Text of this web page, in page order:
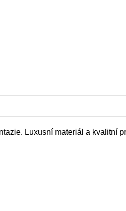
Luxusní materiál a kvalitní